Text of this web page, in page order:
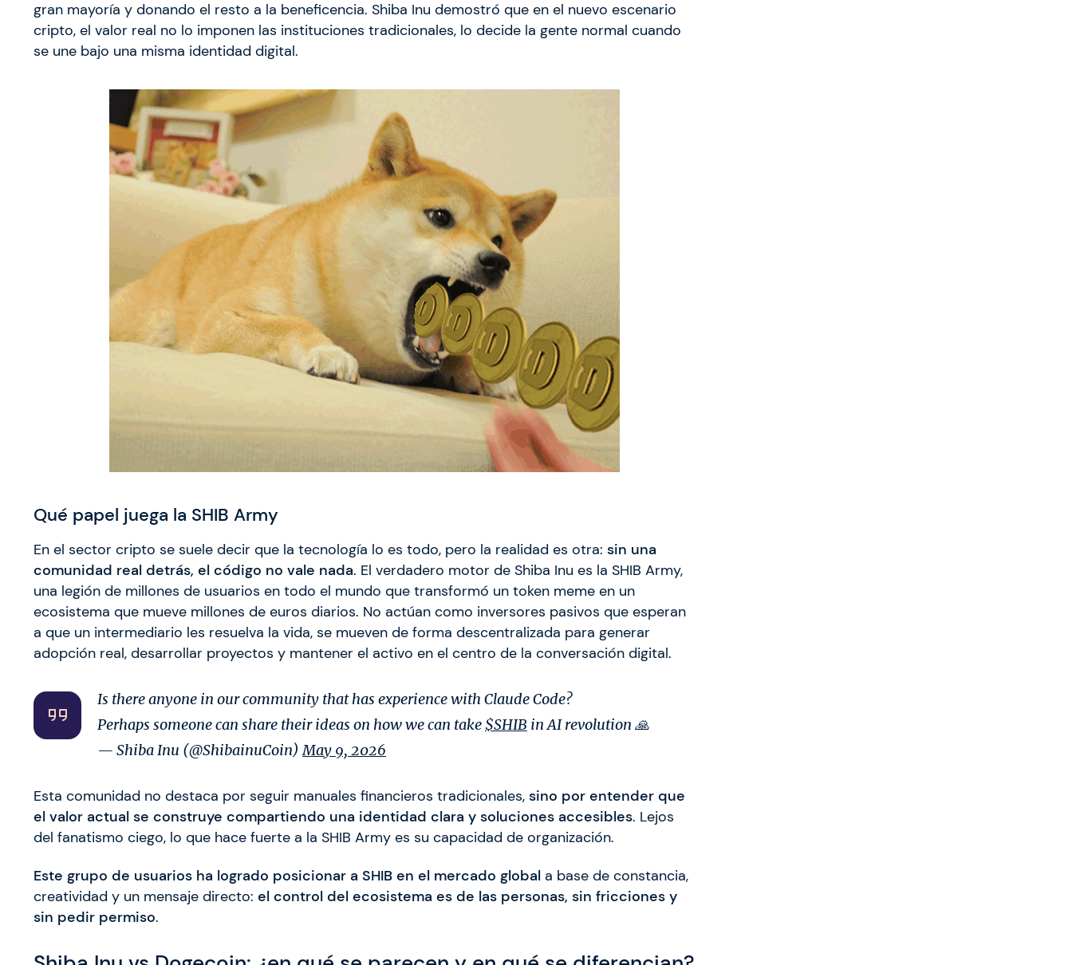
gran mayoría y donando el resto a la beneficencia. Shiba Inu demostró que en el nuevo escenario
cripto, el valor real no lo imponen las instituciones tradicionales, lo decide la gente normal cuando
se une bajo una misma identidad digital.
Qué papel juega la SHIB Army
En el sector cripto se suele decir que la tecnología lo es todo, pero la realidad es otra: sin una
comunidad real detrás, el código no vale nada. El verdadero motor de Shiba Inu es la SHIB Army,
una legión de millones de usuarios en todo el mundo que transformó un token meme en un
ecosistema que mueve millones de euros diarios. No actúan como inversores pasivos que esperan
a que un intermediario les resuelva la vida, se mueven de forma descentralizada para generar
adopción real, desarrollar proyectos y mantener el activo en el centro de la conversación digital.
Is there anyone in our community that has experience with Claude Code?
Perhaps someone can share their ideas on how we can take $SHIB in AI revolution 🙏
— Shiba Inu (@ShibainuCoin) May 9, 2026
Esta comunidad no destaca por seguir manuales financieros tradicionales, sino por entender que
el valor actual se construye compartiendo una identidad clara y soluciones accesibles. Lejos
del fanatismo ciego, lo que hace fuerte a la SHIB Army es su capacidad de organización.
Este grupo de usuarios ha logrado posicionar a SHIB en el mercado global a base de constancia,
creatividad y un mensaje directo: el control del ecosistema es de las personas, sin fricciones y
sin pedir permiso.